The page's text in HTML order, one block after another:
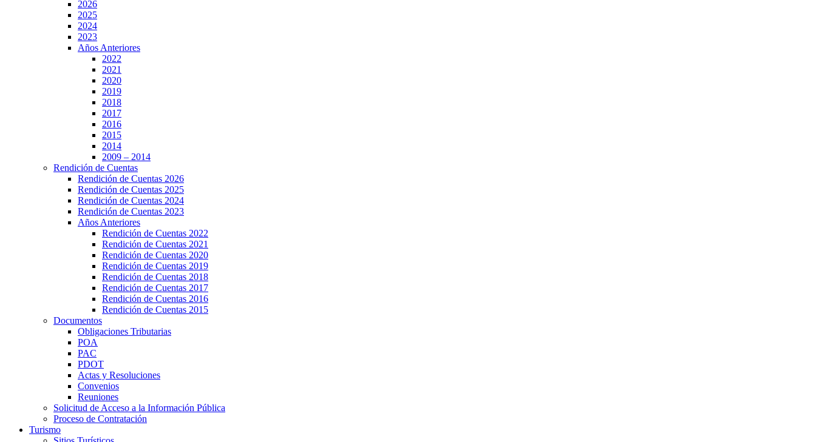
2026
2025
2024
2023
Años Anteriores
2022
2021
2020
2019
2018
2017
2016
2015
2014
2009 – 2014
Rendición de Cuentas
Rendición de Cuentas 2026
Rendición de Cuentas 2025
Rendición de Cuentas 2024
Rendición de Cuentas 2023
Años Anteriores
Rendición de Cuentas 2022
Rendición de Cuentas 2021
Rendición de Cuentas 2020
Rendición de Cuentas 2019
Rendición de Cuentas 2018
Rendición de Cuentas 2017
Rendición de Cuentas 2016
Rendición de Cuentas 2015
Documentos
Obligaciones Tributarias
POA
PAC
PDOT
Actas y Resoluciones
Convenios
Reuniones
Solicitud de Acceso a la Información Pública
Proceso de Contratación
Turismo